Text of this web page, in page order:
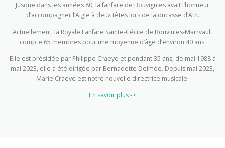
Jusque dans les années 80, la fanfare de Bouvignies avait l’honneur
d’accompagner l’Aigle à deux têtes lors de la ducasse d’Ath.
Actuellement, la Royale Fanfare Sainte-Cécile de Bouvinies-Mainvault
compte 65 membres pour une moyenne d’âge d’environ 40 ans.
Elle est présidée par Philippe Craeye et pendant 35 ans, de mai 1988 à
mai 2023, elle a été dirigée par Bernadette Delmée. Depuis mai 2023,
Marie Craeye est notre nouvelle directrice musicale.
En savoir plus ->